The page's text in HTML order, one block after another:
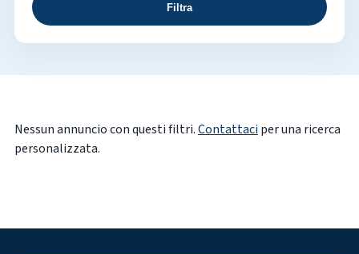
Filtra
Nessun annuncio con questi filtri.Contattaciper una ricerca
personalizzata.